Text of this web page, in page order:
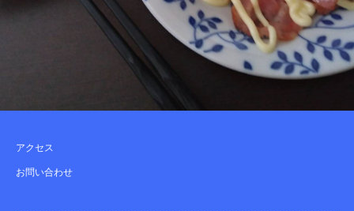
アクセス
お問い合わせ